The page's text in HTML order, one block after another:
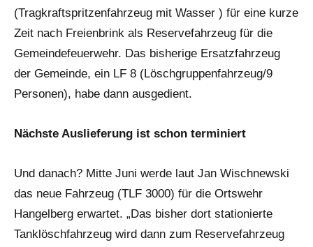
(Tragkraftspritzenfahrzeug mit Wasser ) für eine kurze
Zeit nach Freienbrink als Reservefahrzeug für die
Gemeindefeuerwehr. Das bisherige Ersatzfahrzeug
der Gemeinde, ein LF 8 (Löschgruppenfahrzeug/9
Personen), habe dann ausgedient.
Nächste Auslieferung ist schon terminiert
Und danach? Mitte Juni werde laut Jan Wischnewski
das neue Fahrzeug (TLF 3000) für die Ortswehr
Hangelberg erwartet. „Das bisher dort stationierte
Tanklöschfahrzeug wird dann zum Reservefahrzeug